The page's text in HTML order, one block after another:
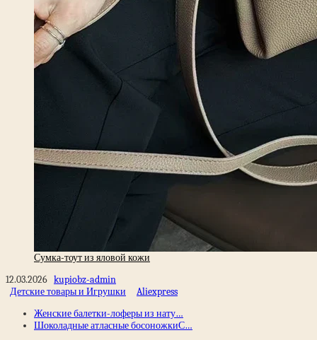
Сумка-тоут из яловой кожи
12.03.2026 kupiobz-admin
Детские товары и Игрушки
Aliexpress
Женские балетки-лоферы из нату…
Шоколадные атласные босоножкиС…